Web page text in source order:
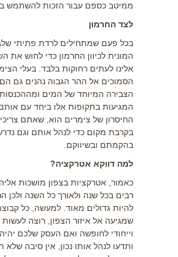
ממיטב כספם עבור הזכות להשתמש
לצד החרמון
בכל פעם שמתחילים לרדת פתיתי
המונית לכיוון החרמון כדי לחוש את
אלינו לעתים רחוקות בלבד. בעלי
הסמוכים אל ההר הגבוה נהנים גם
הצבירה המיוחד של המים
המגיעות בתקופות אלו ביחד עם
החיסרון של צימרים הוא, שאתם
בקרבת מקום כדי לנהל אותם וגם
בהקמתם ובשיווקם.
למה דווקא אטרקציה?
כאמור, אטרקציות בצפון מושכות
רבים בכל שנה ולאורך כל השנה ולכן
להיות גדולים מאוד. למעשה, כל
שמגיעה אל איזור הצפון, רוצה
וייחודי לחופשה ואם העסק שלכם
ותדעו לנהל אותו נכון, אין סיבה שלא